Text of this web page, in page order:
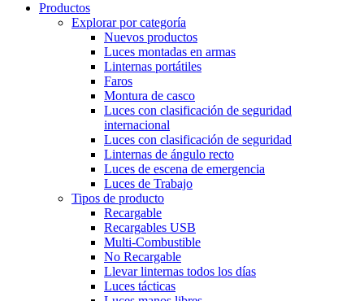
Productos
Explorar por categoría
Nuevos productos
Luces montadas en armas
Linternas portátiles
Faros
Montura de casco
Luces con clasificación de seguridad
internacional
Luces con clasificación de seguridad
Linternas de ángulo recto
Luces de escena de emergencia
Luces de Trabajo
Tipos de producto
Recargable
Recargables USB
Multi-Combustible
No Recargable
Llevar linternas todos los días
Luces tácticas